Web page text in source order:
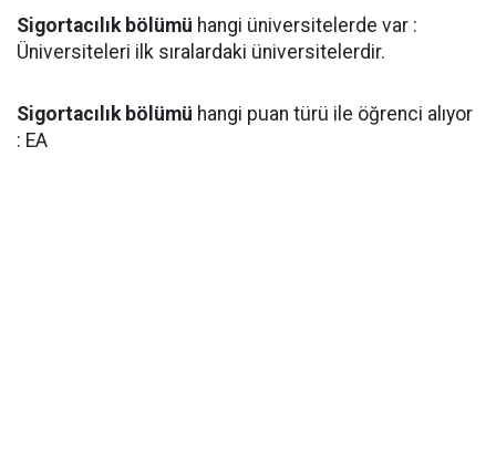
Sigortacılık bölümü hangi üniversitelerde var :
Üniversiteleri ilk sıralardaki üniversitelerdir.
Sigortacılık bölümü hangi puan türü ile öğrenci alıyor
: EA